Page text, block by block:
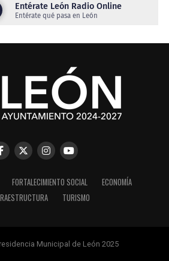
FORTALECIMIENTO SOCIAL
ECONOMÍA
TURISMO
Municipal de León 2025